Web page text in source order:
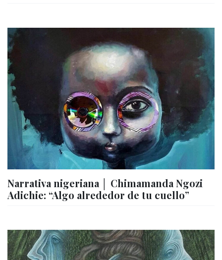
Narrativa nigeriana │ Chimamanda Ngozi
Adichie: “Algo alrededor de tu cuello”